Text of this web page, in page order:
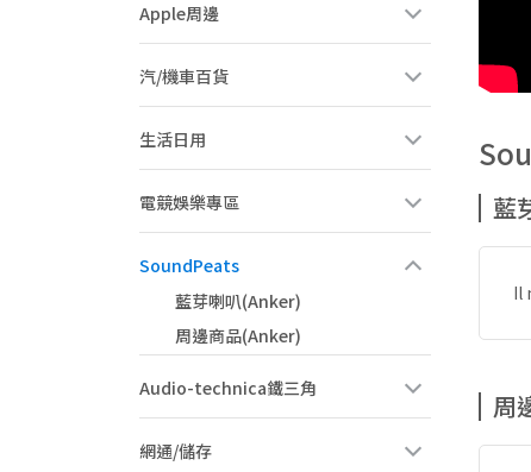
Apple周邊
汽/機車百貨
生活日用
電競娛樂專區
SoundPeats
藍芽喇叭(Anker)
周邊商品(Anker)
Audio-technica鐵三角
網通/儲存
藍
Il
周